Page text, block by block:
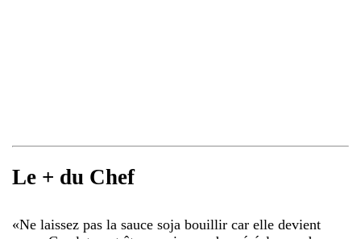
Le + du Chef
«Ne laissez pas la sauce soja bouillir car elle devient